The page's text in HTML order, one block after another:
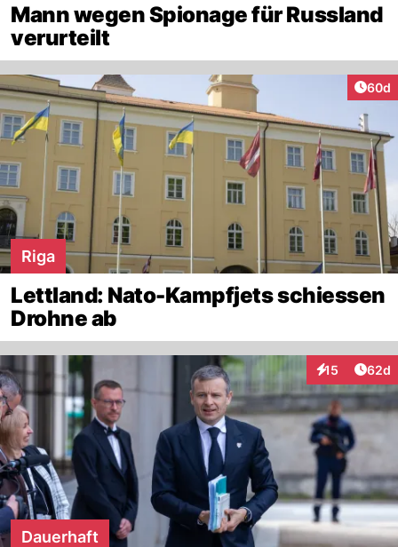
Mann wegen Spionage für Russland
verurteilt
60d
Riga
Lettland: Nato-Kampfjets schiessen
Drohne ab
15
Interaktionen
62d
Dauerhaft